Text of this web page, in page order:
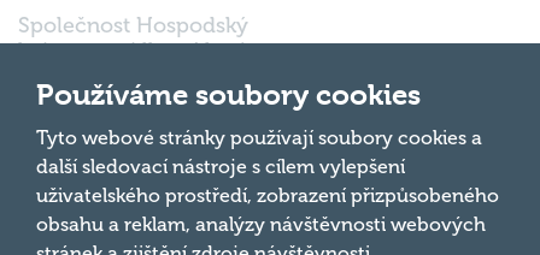
Společnost Hospodský
kvíz s.r.o., sídlem Nové
602 00 Brno, IČ:
03980138, DIČ:
CZ03980138 je vedena
pod spisovou značkou
a oddílem 90428 C u
Krajského soudu v
Nahoru
Používáme soubory cookies
Tyto webové stránky používají soubory cookies a
další sledovací nástroje s cílem vylepšení
uživatelského prostředí, zobrazení přizpůsobeného
obsahu a reklam, analýzy návštěvnosti webových